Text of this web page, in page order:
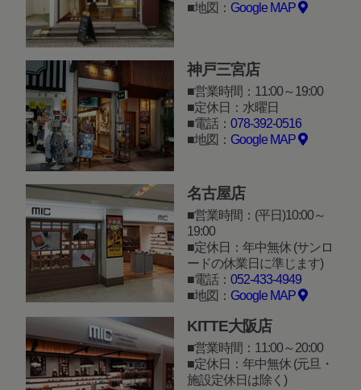
地図： Google MAP
神戸三宮店
営業時間：11:00～19:00
定休日：水曜日
電話： 078-392-0516
地図： Google MAP
名古屋店
営業時間：(平日)10:00～
19:00
定休日：年中無休 (サンロ
ードの休業日に準じます)
電話： 052-433-4949
地図： Google MAP
KITTE大阪店
営業時間：11:00～20:00
定休日：年中無休 (元旦・
施設定休日は除く)